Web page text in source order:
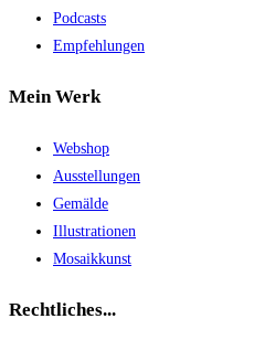
Podcasts
Empfehlungen
Mein Werk
Webshop
Ausstellungen
Gemälde
Illustrationen
Mosaikkunst
Rechtliches...